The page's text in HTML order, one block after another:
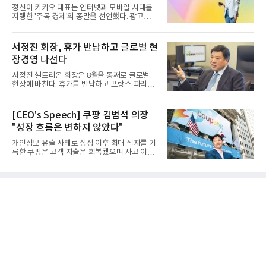
정신아 카카오 대표는 인터넷과 모바일 시대를
지탱한 '주목 경제'의 종말을 선언했다. 광고를
서정진 회장, 휴가 반납하고 글로벌 현
장경영 나선다
서정진 셀트리온 회장은 8월을 통째로 글로벌
현장에 바친다. 휴가를 반납하고 프랑스 파리에
[CEO's Speech] 쿠팡 김범석 의장
"성장 흐름은 변하지 않았다"
개인정보 유출 사태로 상장 이후 최대 적자를 기
록한 쿠팡은 고객 지출은 회복됐으며 사고 이전